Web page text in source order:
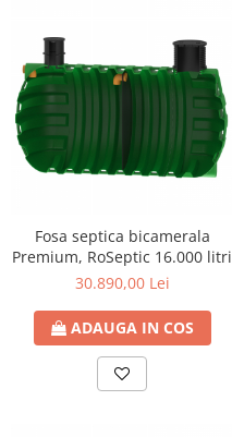
Fosa septica bicamerala
Premium, RoSeptic 16.000 litri
30.890,00 Lei
ADAUGA IN COS